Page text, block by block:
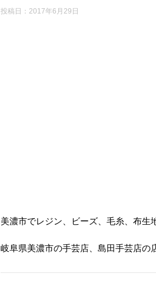
投稿日： 2017年6月29日
美濃市でレジン、ビーズ、毛糸、布生
岐阜県美濃市の手芸店、島田手芸店の